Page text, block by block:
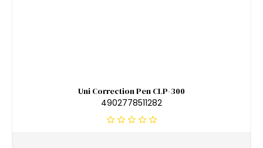
Uni Correction Pen CLP-300
4902778511282